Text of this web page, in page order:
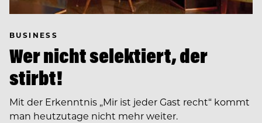
BUSINESS
Wer nicht selektiert, der
stirbt!
Mit der Erkenntnis „Mir ist jeder Gast recht“ kommt
man heutzutage nicht mehr weiter.